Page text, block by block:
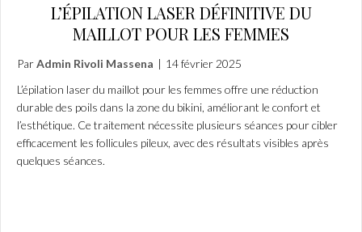
L’ÉPILATION LASER DÉFINITIVE DU
MAILLOT POUR LES FEMMES
ParAdmin Rivoli Massena | 14 février 2025
L’épilation laser du maillot pour les femmes offre une réduction
durable des poils dans la zone du bikini, améliorant le confort et
l’esthétique. Ce traitement nécessite plusieurs séances pour cibler
efficacement les follicules pileux, avec des résultats visibles après
quelques séances.